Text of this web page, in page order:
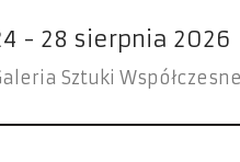
- 28 sierpnia 2026
Sztuki